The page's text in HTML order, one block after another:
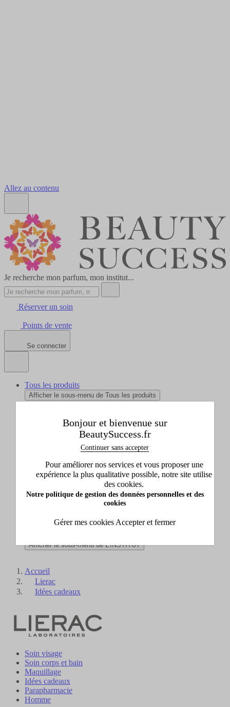
Allez au contenu
Je recherche mon parfum, mon institut...
Réserver un soin
Points de vente
Se connecter
Tous les produits
Afficher le sous-menu de Tous les produits
Afficher le sous-menu de Marques
Nouveautés
Afficher le sous-menu de Nouveautés
Afficher le sous-menu de Carte cadeau
Afficher le sous-menu de Collection Beauty Success
Afficher le sous-menu de L'INSTITUT
Accueil
Lierac
Idées cadeaux
Soin visage
Soin corps et bain
Maquillage
Idées cadeaux
Parapharmacie
Homme
Bonjour et bienvenue sur
BeautySuccess.fr
Continuer sans accepter
Pour améliorer nos services et vous proposer une
expérience la plus qualitative possible, notre site utilise
des cookies.
Notre politique de gestion des données personnelles et des
cookies
Gérer mes cookies Accepter et fermer